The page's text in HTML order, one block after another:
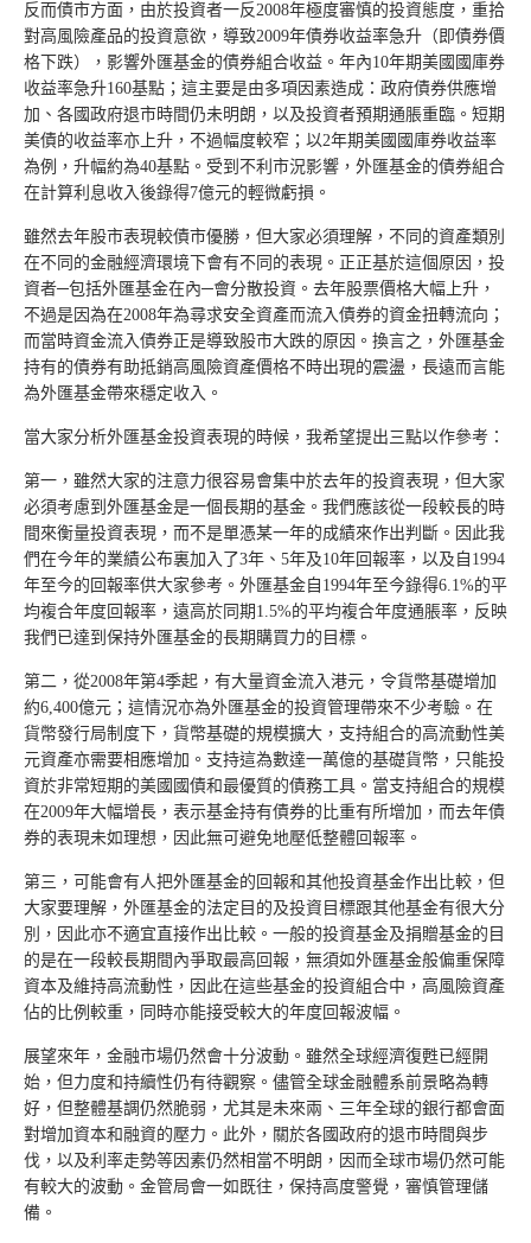
反而債市方面，由於投資者一反2008年極度審慎的投資態度，重拾
對高風險產品的投資意欲，導致2009年債券收益率急升（即債券價
格下跌），影響外匯基金的債券組合收益。年內10年期美國國庫券
收益率急升160基點；這主要是由多項因素造成：政府債券供應增
加、各國政府退市時間仍未明朗，以及投資者預期通脹重臨。短期
美債的收益率亦上升，不過幅度較窄；以2年期美國國庫券收益率
為例，升幅約為40基點。受到不利市況影響，外匯基金的債券組合
在計算利息收入後錄得7億元的輕微虧損。
雖然去年股市表現較債市優勝，但大家必須理解，不同的資產類別
在不同的金融經濟環境下會有不同的表現。正正基於這個原因，投
資者─包括外匯基金在內─會分散投資。去年股票價格大幅上升，
不過是因為在2008年為尋求安全資產而流入債券的資金扭轉流向；
而當時資金流入債券正是導致股市大跌的原因。換言之，外匯基金
持有的債券有助抵銷高風險資產價格不時出現的震盪，長遠而言能
為外匯基金帶來穩定收入。
當大家分析外匯基金投資表現的時候，我希望提出三點以作參考：
第一，雖然大家的注意力很容易會集中於去年的投資表現，但大家
必須考慮到外匯基金是一個長期的基金。我們應該從一段較長的時
間來衡量投資表現，而不是單憑某一年的成績來作出判斷。因此我
們在今年的業績公布裏加入了3年、5年及10年回報率，以及自1994
年至今的回報率供大家參考。外匯基金自1994年至今錄得6.1%的平
均複合年度回報率，遠高於同期1.5%的平均複合年度通脹率，反映
我們已達到保持外匯基金的長期購買力的目標。
第二，從2008年第4季起，有大量資金流入港元，令貨幣基礎增加
約6,400億元；這情況亦為外匯基金的投資管理帶來不少考驗。在
貨幣發行局制度下，貨幣基礎的規模擴大，支持組合的高流動性美
元資產亦需要相應增加。支持這為數達一萬億的基礎貨幣，只能投
資於非常短期的美國國債和最優質的債務工具。當支持組合的規模
在2009年大幅增長，表示基金持有債券的比重有所增加，而去年債
券的表現未如理想，因此無可避免地壓低整體回報率。
第三，可能會有人把外匯基金的回報和其他投資基金作出比較，但
大家要理解，外匯基金的法定目的及投資目標跟其他基金有很大分
別，因此亦不適宜直接作出比較。一般的投資基金及捐贈基金的目
的是在一段較長期間內爭取最高回報，無須如外匯基金般偏重保障
資本及維持高流動性，因此在這些基金的投資組合中，高風險資產
佔的比例較重，同時亦能接受較大的年度回報波幅。
展望來年，金融市場仍然會十分波動。雖然全球經濟復甦已經開
始，但力度和持續性仍有待觀察。儘管全球金融體系前景略為轉
好，但整體基調仍然脆弱，尤其是未來兩、三年全球的銀行都會面
對增加資本和融資的壓力。此外，關於各國政府的退市時間與步
伐，以及利率走勢等因素仍然相當不明朗，因而全球市場仍然可能
有較大的波動。金管局會一如既往，保持高度警覺，審慎管理儲
備。